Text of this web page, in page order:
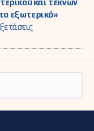
εξωτερικό»